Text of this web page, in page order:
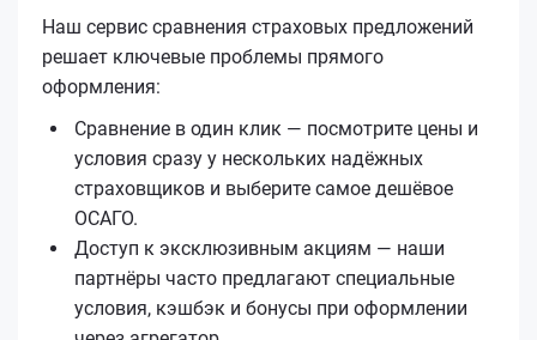
Наш сервис сравнения страховых предложений
решает ключевые проблемы прямого
оформления:
Сравнение в один клик — посмотрите цены и
условия сразу у нескольких надёжных
страховщиков и выберите самое дешёвое
ОСАГО.
Доступ к эксклюзивным акциям — наши
партнёры часто предлагают специальные
условия, кэшбэк и бонусы при оформлении